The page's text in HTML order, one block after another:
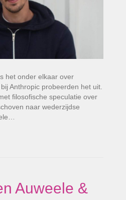
het onder elkaar over
Anthropic probeerden het uit.
filosofische speculatie over
naar wederzijdse
Auweele &